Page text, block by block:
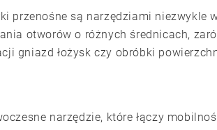
przenośne są narzędziami niezwykle
otworów o różnych średnicach,
gniazd łożysk czy obróbki
narzędzie, które łączy